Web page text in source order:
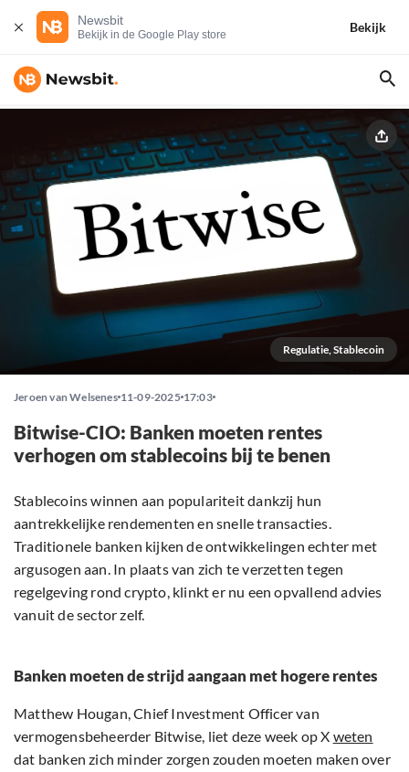
Newsbit
Bekijk in de Google Play store
Bekijk
Regulatie, Stablecoin
Jeroen van Welsenes 11-09-2025 17:03
Bitwise-CIO: Banken moeten rentes
verhogen om stablecoins bij te benen
Stablecoins winnen aan populariteit dankzij hun
aantrekkelijke rendementen en snelle transacties.
Traditionele banken kijken de ontwikkelingen echter met
argusogen aan. In plaats van zich te verzetten tegen
regelgeving rond crypto, klinkt er nu een opvallend advies
vanuit de sector zelf.
Banken moeten de strijd aangaan met hogere rentes
Matthew Hougan, Chief Investment Officer van
vermogensbeheerder Bitwise, liet deze week op X weten
dat banken zich minder zorgen zouden moeten maken over